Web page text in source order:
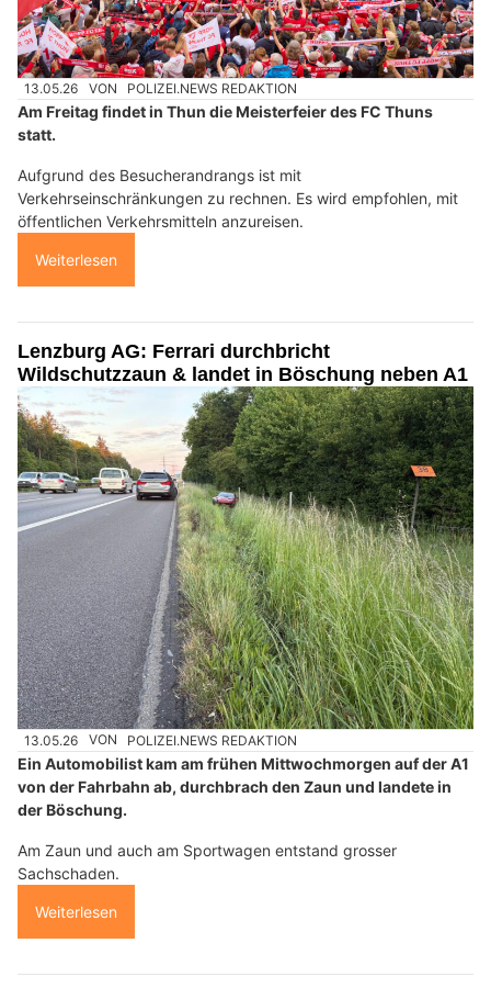
13.05.26 VON POLIZEI.NEWS REDAKTION
Am Freitag findet in Thun die Meisterfeier des FC Thuns
statt.
Aufgrund des Besucherandrangs ist mit
Verkehrseinschränkungen zu rechnen. Es wird empfohlen, mit
öffentlichen Verkehrsmitteln anzureisen.
Weiterlesen
Lenzburg AG: Ferrari durchbricht
Wildschutzzaun & landet in Böschung neben A1
13.05.26 VON POLIZEI.NEWS REDAKTION
Ein Automobilist kam am frühen Mittwochmorgen auf der A1
von der Fahrbahn ab, durchbrach den Zaun und landete in
der Böschung.
Am Zaun und auch am Sportwagen entstand grosser
Sachschaden.
Weiterlesen